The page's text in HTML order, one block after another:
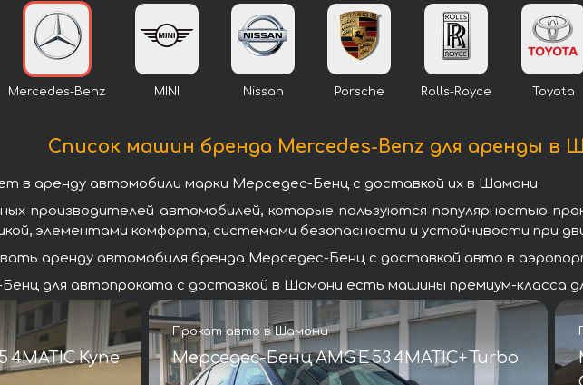
Mercedes-Benz MINI Nissan Porsche Rolls-Royce Toyota
Список машин бренда Mercedes-Benz для аренды в
в аренду автомобили марки Мерседес-Бенц с доставкой их в Шамони.
производителей автомобилей, которые пользуются популярностью
элементами комфорта, системами безопасности и устойчивости при
аренду автомобиля бренда Мерседес-Бенц с доставкой авто в
для автопроката с доставкой в Шамони есть машины премиум-класса
4MATIC Купе
Прокат авто в Шамони
Мерседес-Бенц AMG E 53 4MATIC+ Turbo